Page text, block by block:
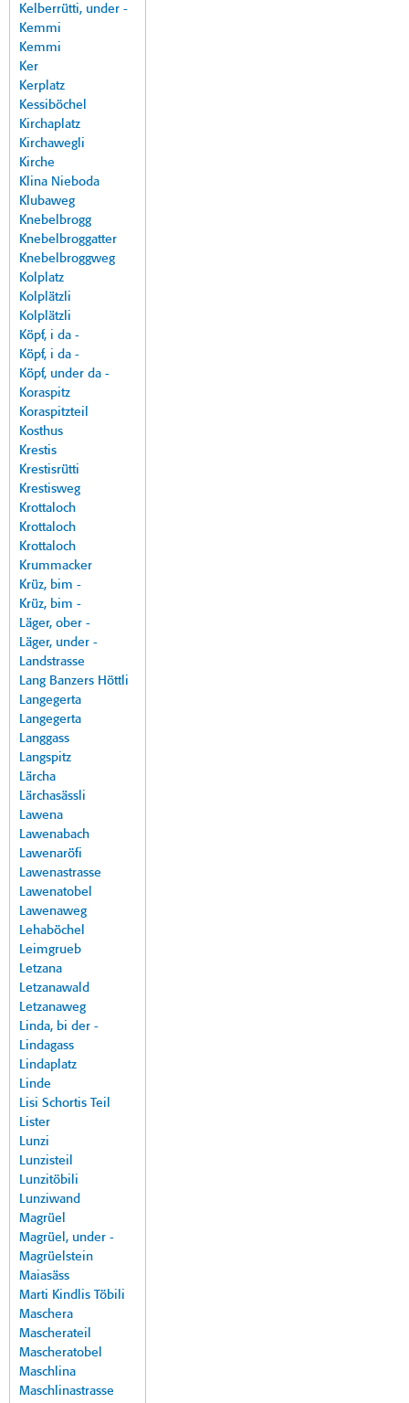
Kelberrütti, under -
Kemmi
Kemmi
Ker
Kerplatz
Kessiböchel
Kirchaplatz
Kirchawegli
Kirche
Klina Nieboda
Klubaweg
Knebelbrogg
Knebelbroggatter
Knebelbroggweg
Kolplatz
Kolplätzli
Kolplätzli
Köpf, i da -
Köpf, i da -
Köpf, under da -
Koraspitz
Koraspitzteil
Kosthus
Krestis
Krestisrütti
Krestisweg
Krottaloch
Krottaloch
Krottaloch
Krummacker
Krüz, bim -
Krüz, bim -
Läger, ober -
Läger, under -
Landstrasse
Lang Banzers Höttli
Langegerta
Langegerta
Langgass
Langspitz
Lärcha
Lärchasässli
Lawena
Lawenabach
Lawenaröfi
Lawenastrasse
Lawenatobel
Lawenaweg
Lehaböchel
Leimgrueb
Letzana
Letzanawald
Letzanaweg
Linda, bi der -
Lindagass
Lindaplatz
Linde
Lisi Schortis Teil
Lister
Lunzi
Lunzisteil
Lunzitöbili
Lunziwand
Magrüel
Magrüel, under -
Magrüelstein
Maiasäss
Marti Kindlis Töbili
Maschera
Mascherateil
Mascheratobel
Maschlina
Maschlinastrasse